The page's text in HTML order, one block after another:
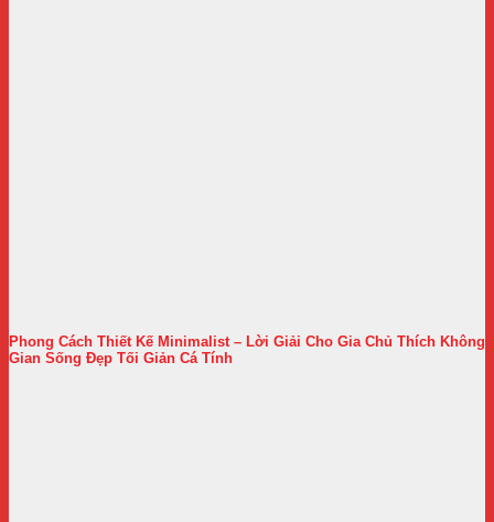
Phong Cách Thiết Kế Minimalist – Lời Giải Cho Gia Chủ Thích Không
Gian Sống Đẹp Tối Giản Cá Tính